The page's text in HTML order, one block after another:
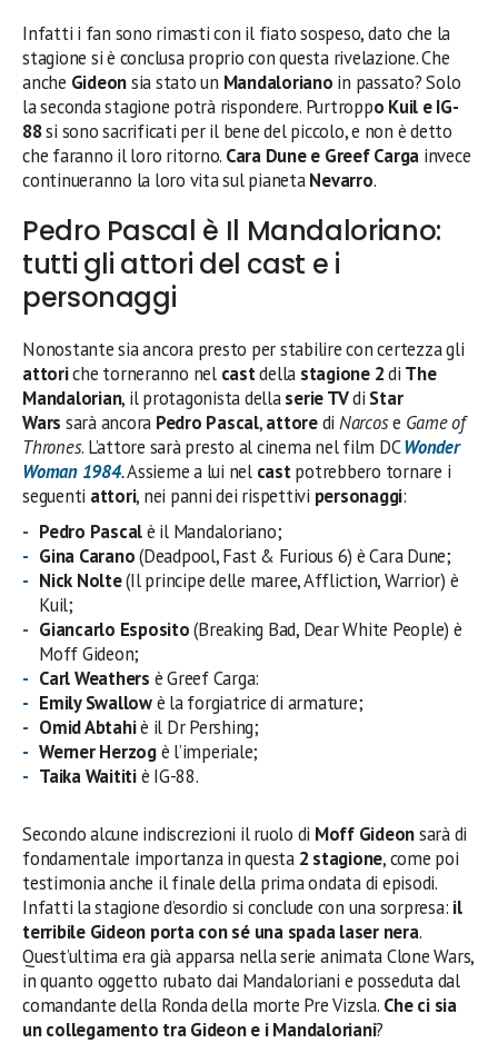
Infatti i fan sono rimasti con il fiato sospeso, dato che la
stagione si è conclusa proprio con questa rivelazione. Che
anche Gideonsia stato un Mandaloriano in passato? Solo
la seconda stagione potrà rispondere. Purtroppo Kuil e IG-
88si sono sacrificati per il bene del piccolo, e non è detto
che faranno il loro ritorno. Cara Dune e Greef Carga invece
continueranno la loro vita sul pianetaNevarro.
Pedro Pascal è Il Mandaloriano:
tutti gli attori del cast e i
personaggi
Nonostante sia ancora presto per stabilire con certezza gli
attoriche torneranno nel castdella stagione 2di The
Mandalorian, il protagonista dellaserie TVdi Star
Wars sarà ancora Pedro Pascal,attoredi Narcose Game of
Thrones. L’attore sarà presto al cinema nel film DCWonder
Woman 1984.Assieme a lui nel castpotrebbero tornare i
seguenti attori, nei panni dei rispettivi personaggi:
Pedro Pascalè il Mandaloriano;
Gina Carano(Deadpool, Fast & Furious 6) è Cara Dune;
Nick Nolte(Il principe delle maree, Affliction, Warrior) è
Kuil;
Giancarlo Esposito(Breaking Bad, Dear White People) è
Moff Gideon;
Carl Weathers è Greef Carga:
Emily Swallowè la forgiatrice di armature;
Omid Abtahiè il Dr Pershing;
Werner Herzogè l’imperiale;
Taika Waititiè IG-88.
Secondo alcune indiscrezioni il ruolo di Moff Gideonsarà di
fondamentale importanza in questa 2 stagione, come poi
testimonia anche il finale della prima ondata di episodi.
Infatti la stagione d’esordio si conclude con una sorpresa: il
terribile Gideon porta con sé una spada laser nera.
Quest’ultima era già apparsa nella serie animata Clone Wars,
in quanto oggetto rubato dai Mandaloriani e posseduta dal
comandante della Ronda della morte Pre Vizsla. Che ci sia
un collegamento tra Gideon e i Mandaloriani?